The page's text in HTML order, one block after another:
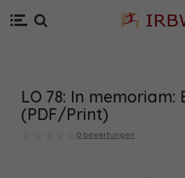
LO 78: In memoriam:
(PDF/Print)
0 bewertungen